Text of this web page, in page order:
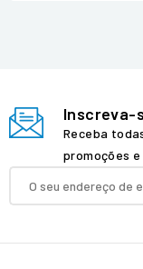
Inscreva-
Receba
promoções